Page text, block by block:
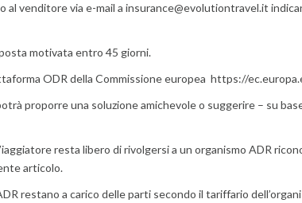
al venditore via e-mail a insurance@evolutiontravel.it
motivata entro 45 giorni.
ODR della Commissione europea https://
proporre una soluzione amichevole o suggerire – su
resta libero di rivolgersi a un organismo ADR
articolo.
restano a carico delle parti secondo il tariffario